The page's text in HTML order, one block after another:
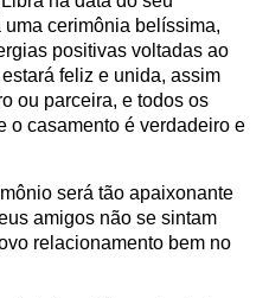
cerimônia belíssima,
positivas voltadas ao
feliz e unida, assim
ou parceira, e todos os
o casamento é verdadeiro e
será tão apaixonante
amigos não se sintam
relacionamento bem no